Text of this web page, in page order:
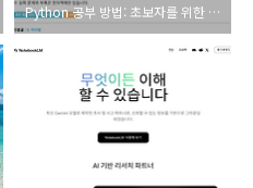
Python 공부 방법: 초보자를 위한 효과적인 학습 과정